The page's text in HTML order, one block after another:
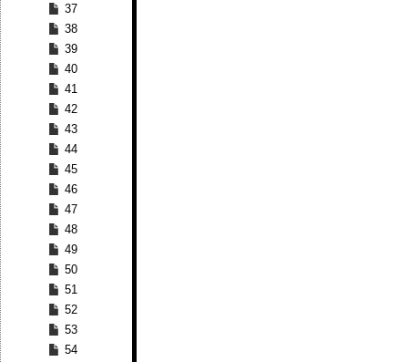
37
38
39
40
41
42
43
44
45
46
47
48
49
50
51
52
53
54